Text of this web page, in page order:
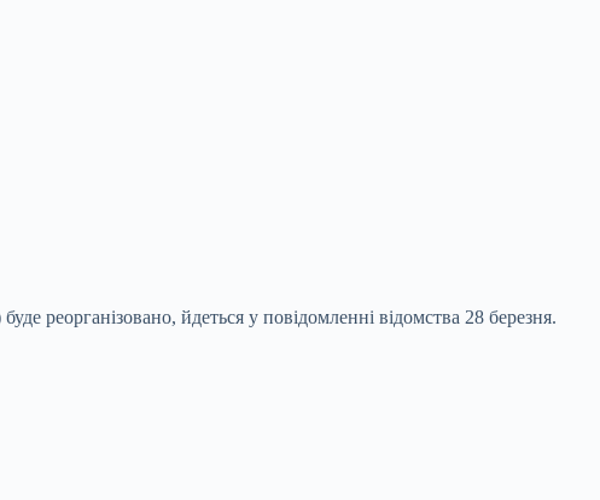
реорганізовано, йдеться у повідомленні відомства 28 березня.